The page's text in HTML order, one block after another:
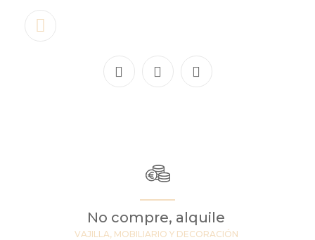
No compre, alquile
VAJILLA, MOBILIARIO Y DECORACIÓN